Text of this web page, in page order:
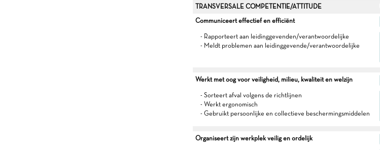
TRANSVERSALE COMPETENTIE/ATTITUDE
Communiceert effectief en efficiënt
- Rapporteert aan leidinggevenden/verantwoordelijke
- Meldt problemen aan leidinggevende/verantwoordelijke
Werkt met oog voor veiligheid, milieu, kwaliteit en welzijn
- Sorteert afval volgens de richtlijnen
- Werkt ergonomisch
- Gebruikt persoonlijke en collectieve beschermingsmiddelen
Organiseert zijn werkplek veilig en ordelijk